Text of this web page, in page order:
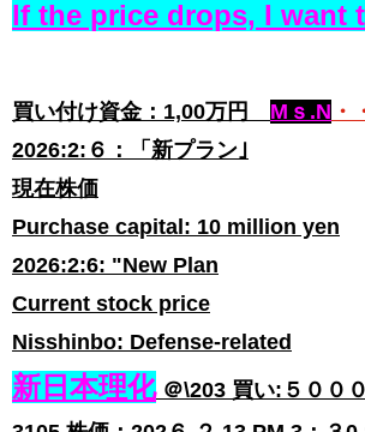
If the price drops, I want
買い付け資金：1,00万円 Mｓ.N ・
2026:2:６：「新プラン｣
現在株価
Purchase capital: 10 million yen
2026:2:6: "New Plan
Current stock price
Nisshinbo: Defense-related
新日本理化＠\203 買い:５００